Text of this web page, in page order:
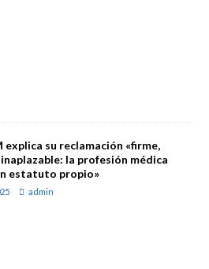
explica su reclamación «firme,
la profesión médica
estatuto propio»
admin